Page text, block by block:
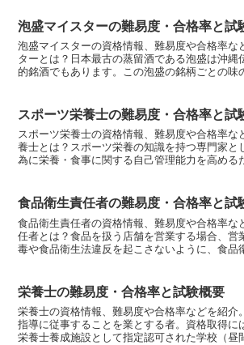
泡盛マイスターの難易度・合格率と試
泡盛マイスターの資格情報、難易度や合格率な
ターとは？日本最古の蒸留酒である泡盛は沖縄
的銘酒でもあります。この泡盛の銘柄ごとの味
スポーツ栄養士の難易度・合格率と試
スポーツ栄養士の資格情報、難易度や合格率な
養士とは？スポーツ栄養の知識を持つ専門家と
為に栄養・食事に関する自己管理能力を高める
食品衛生責任者の難易度・合格率と試
食品衛生責任者の資格情報、難易度や合格率な
任者とは？食品を扱う店舗を営業する場合、営
毒や食品衛生法違反を起こさないように、食品
栄養士の難易度・合格率と試験概要
栄養士の資格情報、難易度や合格率などを紹介
指導に従事することを業とする者。資格取得に
栄養士養成施設として指定認可された学校（昼